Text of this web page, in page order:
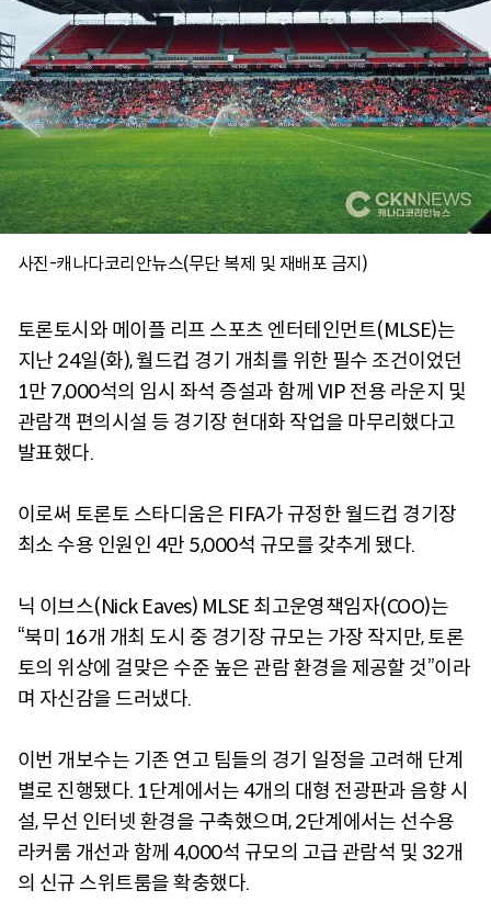
사진-캐나다코리안뉴스(무단 복제 및 재배포 금지)
토론토시와 메이플 리프 스포츠 엔터테인먼트(MLSE)는
지난 24일(화), 월드컵 경기 개최를 위한 필수 조건이었던
1만 7,000석의 임시 좌석 증설과 함께 VIP 전용 라운지 및
관람객 편의시설 등 경기장 현대화 작업을 마무리했다고
발표했다.
이로써 토론토 스타디움은 FIFA가 규정한 월드컵 경기장
최소 수용 인원인 4만 5,000석 규모를 갖추게 됐다.
닉 이브스(Nick Eaves) MLSE 최고운영책임자(COO)는
“북미 16개 개최 도시 중 경기장 규모는 가장 작지만, 토론
토의 위상에 걸맞은 수준 높은 관람 환경을 제공할 것”이라
며 자신감을 드러냈다.
이번 개보수는 기존 연고 팀들의 경기 일정을 고려해 단계
별로 진행됐다. 1단계에서는 4개의 대형 전광판과 음향 시
설, 무선 인터넷 환경을 구축했으며, 2단계에서는 선수용
라커룸 개선과 함께 4,000석 규모의 고급 관람석 및 32개
의 신규 스위트룸을 확충했다.